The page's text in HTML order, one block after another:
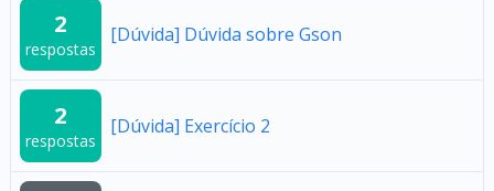
2
respostas
[Dúvida] Dúvida sobre Gson
2
respostas
[Dúvida] Exercício 2